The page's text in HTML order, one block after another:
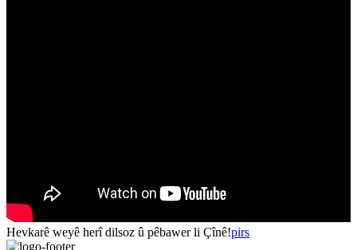
Hevkarê weyê herî dilsoz û pêbawer li Çînê!pirs